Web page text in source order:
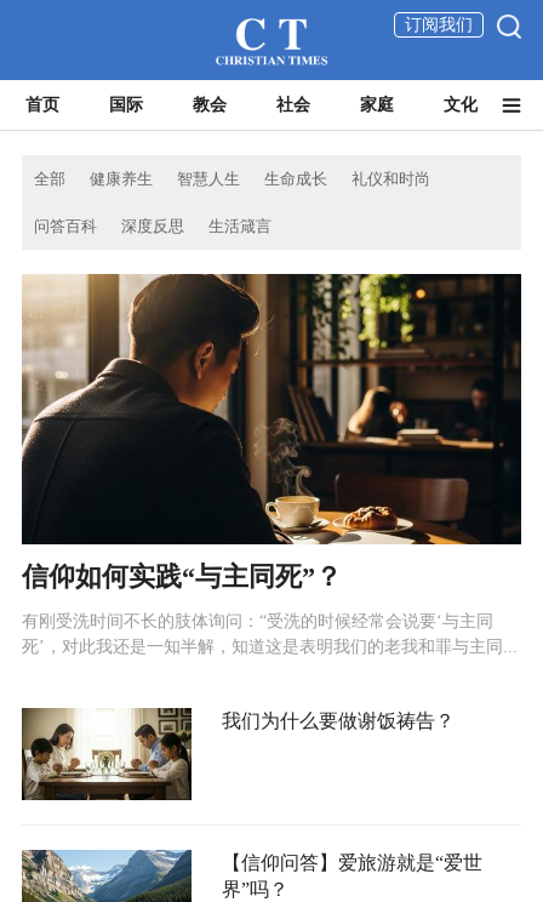
订阅我们
首页 国际 教会 社会 家庭 文化
全部 健康养生 智慧人生 生命成长 礼仪和时尚
问答百科 深度反思 生活箴言
信仰如何实践“与主同死”？
有刚受洗时间不长的肢体询问：“受洗的时候经常会说要‘与主同
死’，对此我还是一知半解，知道这是表明我们的老我和罪与主同...
我们为什么要做谢饭祷告？
【信仰问答】爱旅游就是“爱世
界”吗？